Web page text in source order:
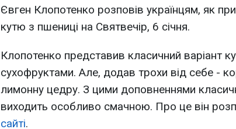
Євген Клопотенко розповів українцям, як
кутю з пшениці на Святвечір, 6 січня.
Клопотенко представив класичний варіант
сухофруктами. Але, додав трохи від себе -
лимонну цедру. З цими доповненнями
виходить особливо смачною. Про це він
сайті.